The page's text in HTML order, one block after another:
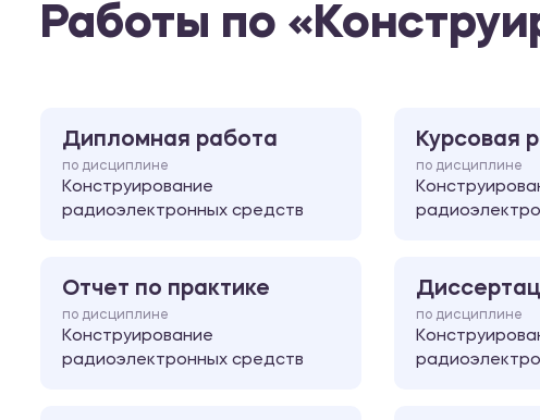
Работы по
Дипломная работа
по дисциплине
Конструирование
радиоэлектронных средств
Курсовая
по дисциплине
Отчет по практике
по дисциплине
Конструирование
радиоэлектронных средств
по дисциплине